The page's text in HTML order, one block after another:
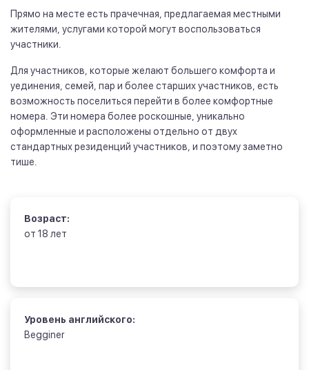
Прямо на месте есть прачечная, предлагаемая местными
жителями, услугами которой могут воспользоваться
участники.
Для участников, которые желают большего комфорта и
уединения, семей, пар и более старших участников, есть
возможность поселиться перейти в более комфортные
номера. Эти номера более роскошные, уникально
оформленные и расположены отдельно от двух
стандартных резиденций участников, и поэтому заметно
тише.
Возраст:
от 18 лет
Уровень английского:
Begginer